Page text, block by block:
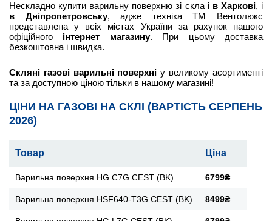
Нескладно купити варильну поверхню зі скла і в Харкові, і
в Дніпропетровську, адже техніка ТМ Вентолюкс
представлена у всіх містах України за рахунок нашого
офіційного інтернет магазину. При цьому доставка
безкоштовна і швидка.
Скляні газові варильні поверхні у великому асортименті
та за доступною ціною тільки в нашому магазині!
ЦІНИ НА ГАЗОВІ НА СКЛІ (ВАРТІСТЬ СЕРПЕНЬ
2026)
Товар Ціна
Варильна поверхня HG C7G CEST (BK) 6799₴
Варильна поверхня HSF640-T3G CEST (BK) 8499₴